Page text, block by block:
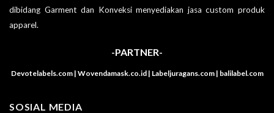
dibidang Garment dan Konveksi menyediakan jasa custom produk
apparel.
-PARTNER-
Devotelabels.com | Wovendamask.co.id | Labeljuragans.com | balilabel.com
SOSIAL MEDIA